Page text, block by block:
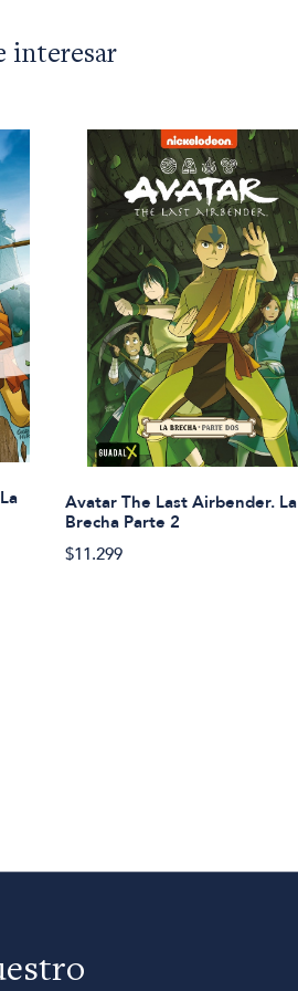
interesar
Avatar The Last Airbender. La
Brecha Parte 2
$11.299